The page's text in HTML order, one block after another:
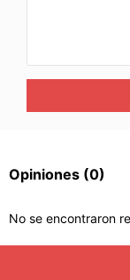
Opiniones (0)
No se encontraron